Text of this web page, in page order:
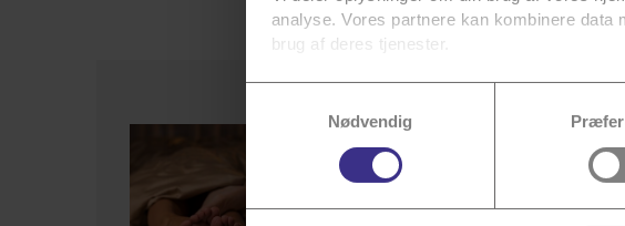
analyse. Vores partnere kan kombinere
brug af deres tjenester.
Du kan til enhver tid annullere dit samtykke,
Nødvendig